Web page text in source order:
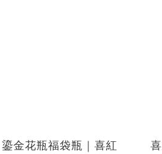
鎏金花瓶福袋瓶｜喜紅